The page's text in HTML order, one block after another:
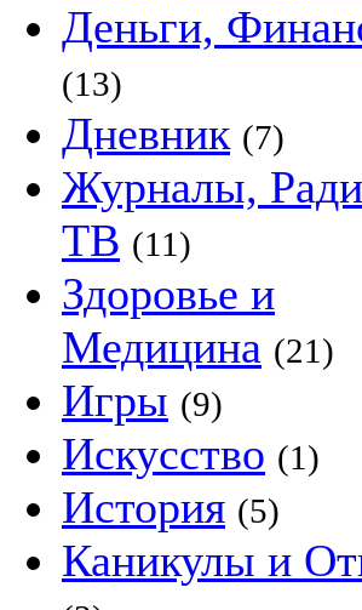
Деньги,
(13)
Дневник (7)
Журналы,
ТВ (11)
Здоровье и
Медицина (21)
Игры (9)
Искусство (1)
История (5)
Каникулы и